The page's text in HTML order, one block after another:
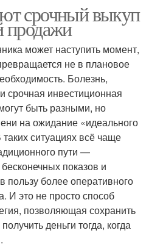
срочный выкуп
продажи
может наступить момент,
не в плановое
Болезнь,
срочная инвестиционная
быть разными, но
на ожидание «идеального
ситуациях всё чаще
пути —
показов и
более оперативного
И это не просто способ
позволяющая сохранить
деньги тогда, когда